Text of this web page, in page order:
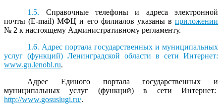
1.5. Справочные телефоны и адреса электронной
почты (E-mail) МФЦ и его филиалов указаны в приложении
№ 2 к настоящему Административному регламенту.
1.6. Адрес портала государственных и муниципальных
услуг (функций) Ленинградской области в сети Интернет:
www.gu.lenobl.ru.
Адрес Единого портала государственных и
муниципальных услуг (функций) в сети Интернет:
http://www.gosuslugi.ru/.